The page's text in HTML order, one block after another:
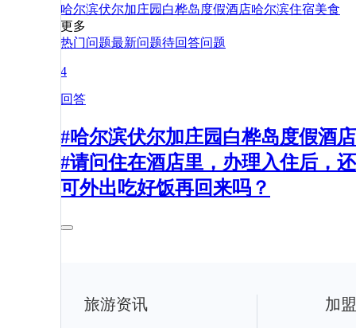
哈尔滨伏尔加庄园白桦岛度假酒店哈尔滨住宿美食
更多
热门问题最新问题待回答问题
4
回答
#哈尔滨伏尔加庄园白桦岛度假酒店
#请问住在酒店里，办理入住后，还
可外出吃好饭再回来吗？
旅游资讯 加